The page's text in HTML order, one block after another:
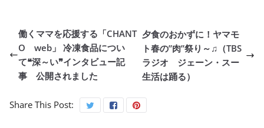
働くママを応援する「CHANT
O web」 冷凍食品につい
て❝深～い❞インタビュー記
事 公開されました
夕食のおかずに！ヤマモ
ト春の”肉”祭り～♫（TBS
ラジオ ジェーン・スー
生活は踊る）
Share This Post: